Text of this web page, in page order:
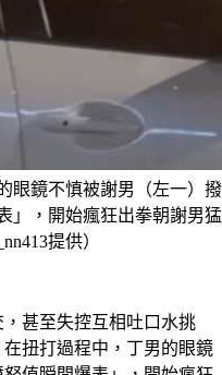
」，開始瘋狂出拳朝謝男
提供）
扭打過程中，丁男的眼鏡
值瞬間爆表」，開始瘋狂